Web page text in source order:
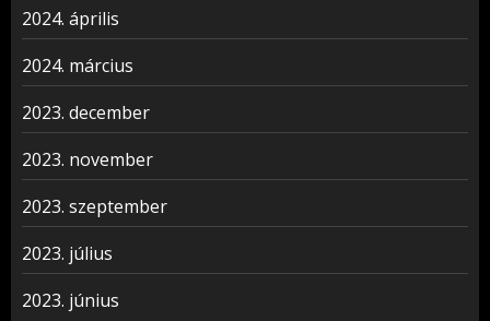
2024. április
2024. március
2023. december
2023. november
2023. szeptember
2023. július
2023. június